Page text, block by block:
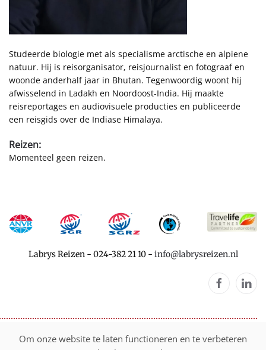
Studeerde biologie met als specialisme arctische en alpiene
natuur. Hij is reisorganisator, reisjournalist en fotograaf en
woonde anderhalf jaar in Bhutan. Tegenwoordig woont hij
afwisselend in Ladakh en Noordoost-India. Hij maakte
reisreportages en audiovisuele producties en publiceerde
een reisgids over de Indiase Himalaya.
Reizen:
Momenteel geen reizen.
Labrys Reizen- 024-382 21 10- info@labrysreizen.nl
© 2026 Labrys Reizen
Om onze website te laten functioneren en te verbeteren